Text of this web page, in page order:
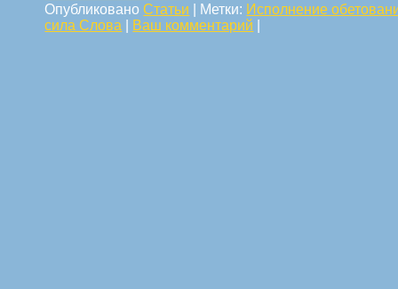
ОпубликованоСтатьи Метки: Исполнение
сила Слова
Ваш комментарий